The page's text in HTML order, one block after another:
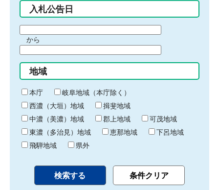
入札公告日
間
始
り
から
間
終
わ
り
地域
本庁
岐阜地域（本庁除く）
西濃（大垣）地域
揖斐地域
中濃（美濃）地域
郡上地域
可茂地域
東濃（多治見）地域
恵那地域
下呂地域
飛騨地域
県外